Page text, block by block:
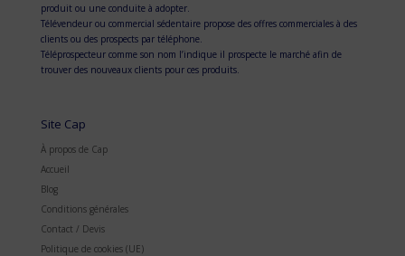
produit ou une conduite à adopter.
Télévendeur ou commercial sédentaire propose des offres commerciales à des
clients ou des prospects par téléphone.
Téléprospecteur comme son nom l’indique il prospecte le marché afin de
trouver des nouveaux clients pour ces produits.
Site Cap
À propos de Cap
Accueil
Blog
Conditions générales
Contact / Devis
Politique de cookies (UE)